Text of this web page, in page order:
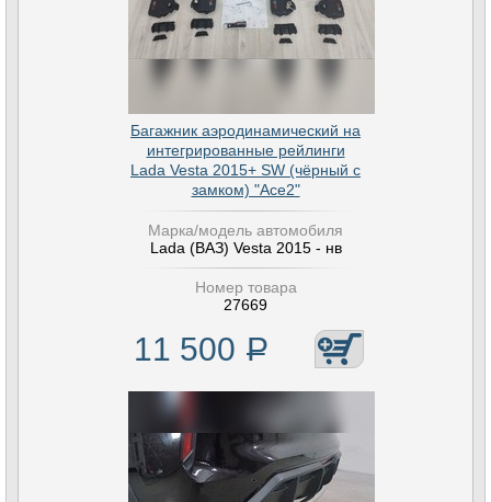
Багажник аэродинамический на
интегрированные рейлинги
Lada Vesta 2015+ SW (чёрный с
замком) "Ace2"
Марка/модель автомобиля
Lada (ВАЗ) Vesta 2015 - нв
Номер товара
27669
11 500 Р